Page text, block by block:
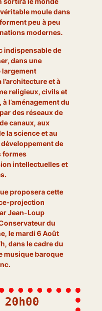
moule dans
peu à peu
modernes.
indispensable de
dans une
largement
l’architecture et à
religieux, civils et
l’aménagement du
des réseaux de
canaux, aux
la science et au
de
formes
intellectuelles et
proposera cette
projection
Jean-Loup
du
le mardi 6 Août
dans le cadre du
musique baroque